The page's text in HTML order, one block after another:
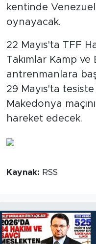
kentinde
oynayacak.
22 Mayıs'ta TFF
Takımlar Kamp
antrenmanlara
29 Mayıs'ta
Makedonya
hareket edecek.
Kaynak: RSS